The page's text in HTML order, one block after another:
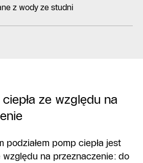
z wody ze studni
ze względu na
podziałem pomp ciepła jest
względu na przeznaczenie: do